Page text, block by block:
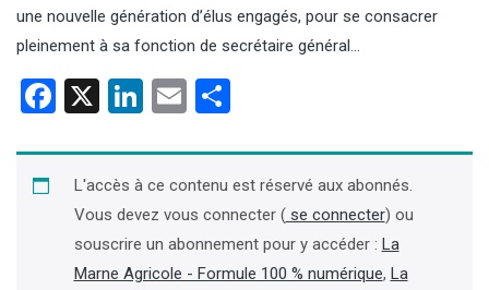
une nouvelle génération d’élus engagés, pour se consacrer
pleinement à sa fonction de secrétaire général…
Facebook
X LinkedIn
Email
L'accès à ce contenu est réservé aux abonnés.
Vous devez vous connecter (se connecter) ou
souscrire un abonnement pour y accéder : La
Marne Agricole - Formule 100 % numérique, La